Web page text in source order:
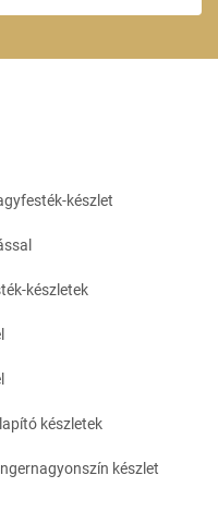
készlet
készletek
készletek
készlet